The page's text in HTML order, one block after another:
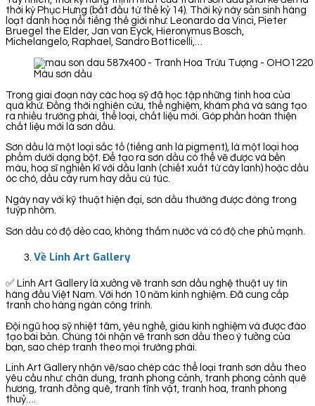
thời kỳ Phục Hưng (bắt đầu từ thế kỷ 14). Thời kỳ này sản sinh hàng
loạt danh hoạ nổi tiếng thế giới như: Leonardo da Vinci, Pieter
Bruegel the Elder, Jan van Eyck, Hieronymus Bosch,
Michelangelo, Raphael, Sandro Botticelli,…
Màu sơn dầu
Trong giai đoạn này các hoạ sỹ đã học tập những tinh hoa của
quá khứ. Đồng thời nghiên cứu, thể nghiệm, khám phá và sáng tạo
ra nhiều trường phái, thể loại, chất liệu mới. Góp phần hoàn thiện
chất liệu mới là sơn dầu.
Sơn dầu là một loại sắc tố (tiếng anh là pigment), là một loại hoạ
phẩm dưới dạng bột. Để tạo ra sơn dầu có thể vẽ được và bền
màu, hoạ sĩ nghiền kĩ với dầu lanh (chiết xuất từ cây lanh) hoặc dầu
óc chó, dầu cây rum hay dầu cù túc.
Ngày nay với kỹ thuật hiện đại, sơn dầu thường được đóng trong
tuýp nhôm.
Sơn dầu có độ dẻo cao, không thấm nước và có độ che phủ mạnh.
Về Linh Art Gallery
✅ Linh Art Gallery là xưởng vẽ tranh sơn dầu nghệ thuật uy tín
hàng đầu Việt Nam. Với hơn 10 năm kinh nghiệm. Đã cung cấp
tranh cho hàng ngàn công trình.
Đội ngũ hoạ sỹ nhiệt tâm, yêu nghề, giàu kinh nghiệm và được đào
tạo bài bản. Chúng tôi nhận vẽ tranh sơn dầu theo ý tưởng của
bạn, sao chép tranh theo mọi trường phái.
Linh Art Gallery nhận vẽ/sao chép các thể loại tranh sơn dầu theo
yêu cầu như: chân dung, tranh phong cảnh, tranh phong cảnh quê
hương, tranh đồng quê, tranh tĩnh vật, tranh hoa, tranh phong
thuỷ….